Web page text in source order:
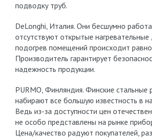
подводку труб.
DeLonghi, Италия. Они бесшумно
отсутствуют открытые нагревательные
подогрев помещений происходит
Производитель гарантирует
надежность продукции.
PURMO, Финляндия. Финские стальные
набирают все большую известность в
Ведь из-за доступности цен
не особо представлены на рынке
Цена/качество радуют покупателей,